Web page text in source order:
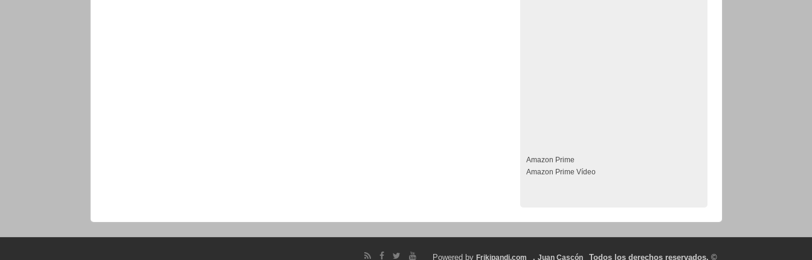
Amazon Prime
Amazon Prime Vídeo
Powered by Frikipandi.com . Juan Cascón Todos los derechos reservados. ©